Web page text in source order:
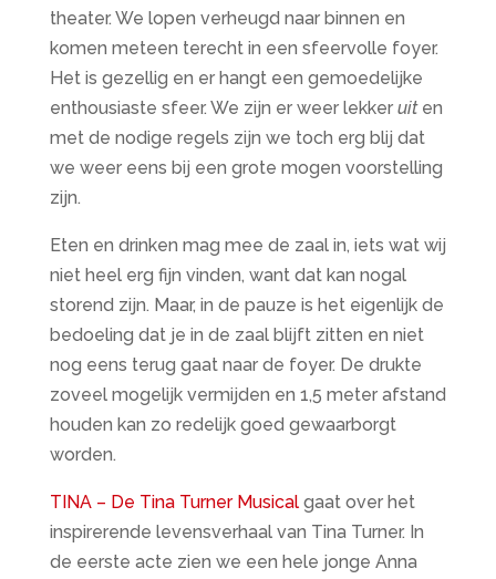
theater. We lopen verheugd naar binnen en
komen meteen terecht in een sfeervolle foyer.
Het is gezellig en er hangt een gemoedelijke
enthousiaste sfeer. We zijn er weer lekker uiten
met de nodige regels zijn we toch erg blij dat
we weer eens bij een grote mogen voorstelling
zijn.
Eten en drinken mag mee de zaal in, iets wat wij
niet heel erg fijn vinden, want dat kan nogal
storend zijn. Maar, in de pauze is het eigenlijk de
bedoeling dat je in de zaal blijft zitten en niet
nog eens terug gaat naar de foyer. De drukte
zoveel mogelijk vermijden en 1,5 meter afstand
houden kan zo redelijk goed gewaarborgt
worden.
TINA – De Tina Turner Musicalgaat over het
inspirerende levensverhaal van Tina Turner. In
de eerste acte zien we een hele jonge Anna